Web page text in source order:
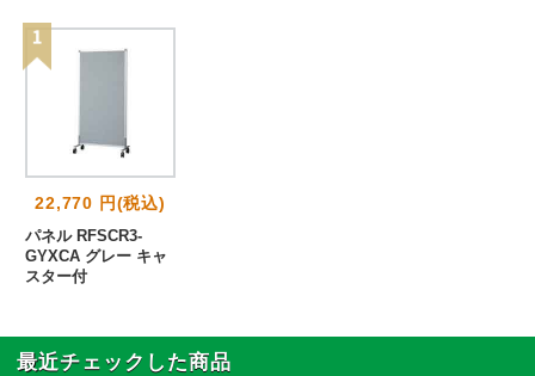
22,770 円(税込)
パネル RFSCR3-
GYXCA グレー キャ
スター付
最近チェックした商品